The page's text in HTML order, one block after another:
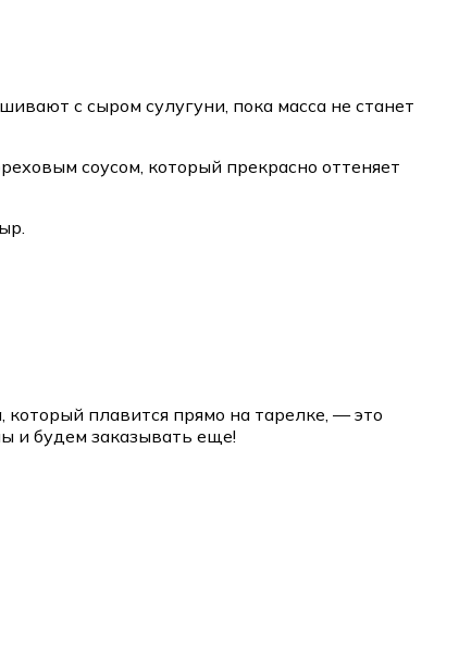
с сыром сулугуни, пока масса не станет
соусом, который прекрасно оттеняет
плавится прямо на тарелке, — это
и будем заказывать еще!